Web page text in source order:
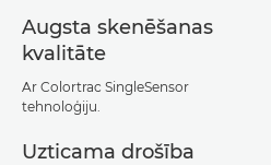
Augsta skenēšanas
kvalitāte
Ar Colortrac SingleSensor
tehnoloģiju.
Uzticama drošība